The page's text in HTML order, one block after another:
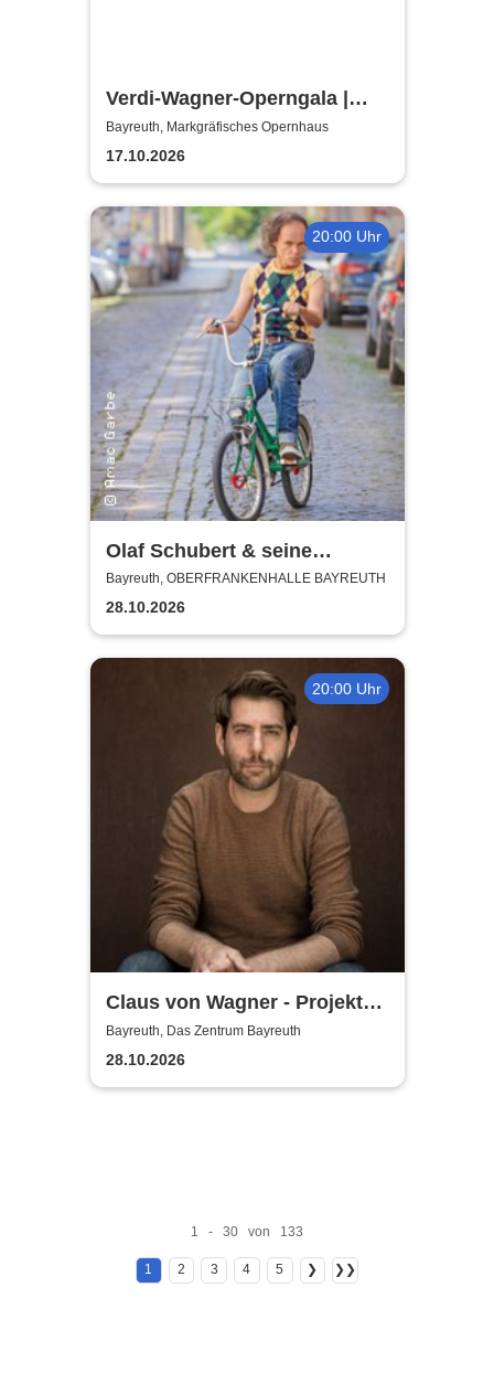
Verdi-Wagner-Operngala |
Thüringen Philharmonie
Gotha-Eisenach
Bayreuth, Markgräfisches Opernhaus
17.10.2026
20:00 Uhr
Olaf Schubert & seine
Freunde - Jetzt oder now!
Bayreuth, OBERFRANKENHALLE BAYREUTH
28.10.2026
20:00 Uhr
Claus von Wagner - Projekt
Equilibrium
Bayreuth, Das Zentrum Bayreuth
28.10.2026
1 - 30 von 133
1 2 3 4 5 ❯ ❯❯